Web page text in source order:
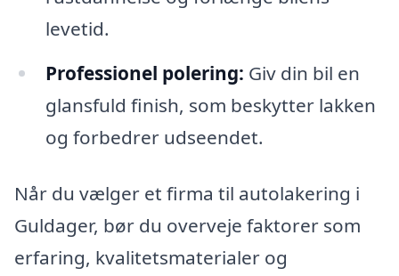
levetid.
Professionel polering: Giv din bil en
glansfuld finish, som beskytter lakken
og forbedrer udseendet.
Når du vælger et firma til autolakering i
Guldager, bør du overveje faktorer som
erfaring, kvalitetsmaterialer og